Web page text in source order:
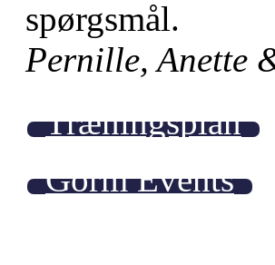
spørgsmål.
Pernille, Anette
Træningsplan
Gorm Events